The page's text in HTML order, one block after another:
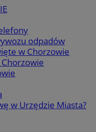
odpadów
w Chorzowie
Chorzowie
w Urzędzie Miasta?